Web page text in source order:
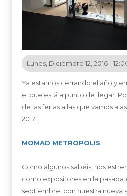
Lunes, Diciembre 12, 2016 -
Ya estamos cerrando el año y
el que está a punto de llegar.
de las ferias a las que vamos a
2017:
MOMAD METROPOLIS
Como algunos sabéis, nos
como expositores en la pasada
septiembre, con nuestra nueva